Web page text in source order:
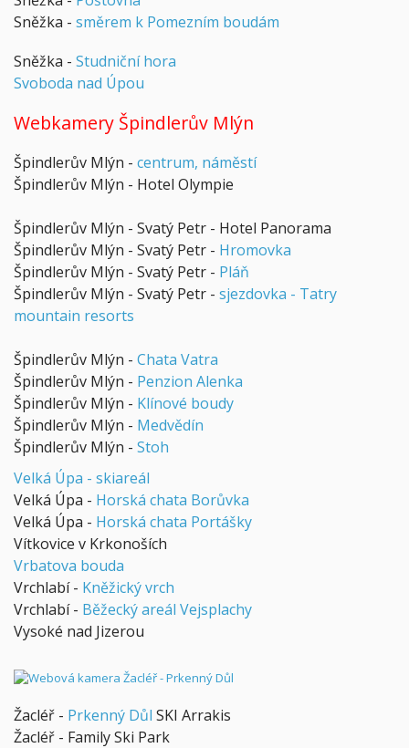
Sněžka - směrem k Pomezním boudám
Sněžka - Studniční hora
Svoboda nad Úpou
Webkamery Špindlerův Mlýn
Špindlerův Mlýn - centrum, náměstí
Špindlerův Mlýn - Hotel Olympie
Špindlerův Mlýn - Svatý Petr - Hotel Panorama
Špindlerův Mlýn - Svatý Petr - Hromovka
Špindlerův Mlýn - Svatý Petr - Pláň
Špindlerův Mlýn - Svatý Petr - sjezdovka - Tatry
mountain resorts
Špindlerův Mlýn - Chata Vatra
Špindlerův Mlýn - Penzion Alenka
Špindlerův Mlýn - Klínové boudy
Špindlerův Mlýn - Medvědín
Špindlerův Mlýn - Stoh
Velká Úpa - skiareál
Velká Úpa - Horská chata Borůvka
Velká Úpa - Horská chata Portášky
Vítkovice v Krkonoších
Vrbatova bouda
Vrchlabí - Kněžický vrch
Vrchlabí - Běžecký areál Vejsplachy
Vysoké nad Jizerou
Žacléř - Prkenný Důl SKI Arrakis
Žacléř - Family Ski Park